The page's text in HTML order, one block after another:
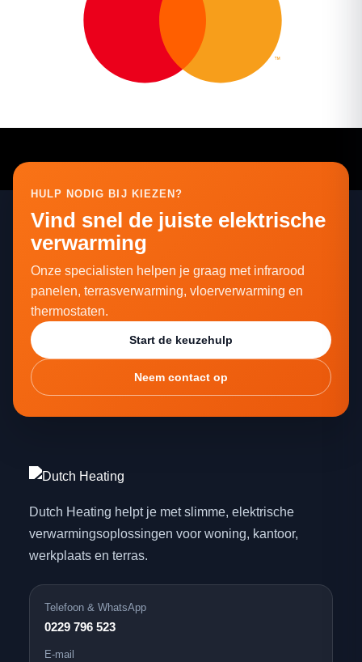
HULP NODIG BIJ KIEZEN?
Vind snel de juiste elektrische
verwarming
Onze specialisten helpen je graag met infrarood
panelen, terrasverwarming, vloerverwarming en
thermostaten.
Start de keuzehulp
Neem contact op
Dutch Heating helpt je met slimme, elektrische
verwarmingsoplossingen voor woning, kantoor,
werkplaats en terras.
Telefoon & WhatsApp
0229 796 523
E-mail